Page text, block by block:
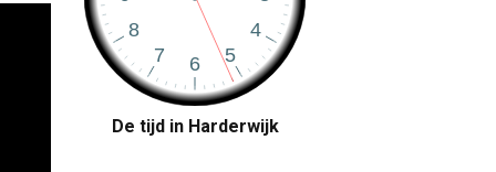
De tijd in Harderwijk